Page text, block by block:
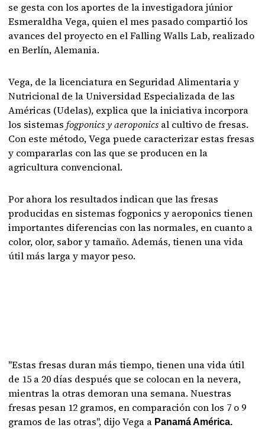
se gesta con los aportes de la investigadora júnior
Esmeraldha Vega, quien el mes pasado compartió los
avances del proyecto en el Falling Walls Lab, realizado
en Berlín, Alemania.
Vega, de la licenciatura en Seguridad Alimentaria y
Nutricional de la Universidad Especializada de las
Américas (Udelas), explica que la iniciativa incorpora
los sistemasfogponics y aeroponics al cultivo de fresas.
Con este método, Vega puede caracterizar estas fresas
y compararlas con las que se producen en la
agricultura convencional.
Por ahora los resultados indican que las fresas
producidas en sistemas fogponics y aeroponics tienen
importantes diferencias con las normales, en cuanto a
color, olor, sabor y tamaño. Además, tienen una vida
útil más larga y mayor peso.
"Estas fresas duran más tiempo, tienen una vida útil
de 15 a 20 días después que se colocan en la nevera,
mientras la otras demoran una semana. Nuestras
fresas pesan 12 gramos, en comparación con los 7 o 9
gramos de las otras", dijo Vega a Panamá América.